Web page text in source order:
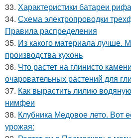
33. Характеристики батареи
34. Схема электропроводки
Правила распределения
35. Из какого материала лучше.
производства кухонь
36. Что растет на глинисто
очаровательных растений для
37. Как вырастить лилию
нимфеи
38. Клубника Медовое лето. Вот
урожая: